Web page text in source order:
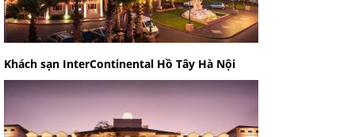
Khách sạn InterContinental Hồ Tây Hà Nội